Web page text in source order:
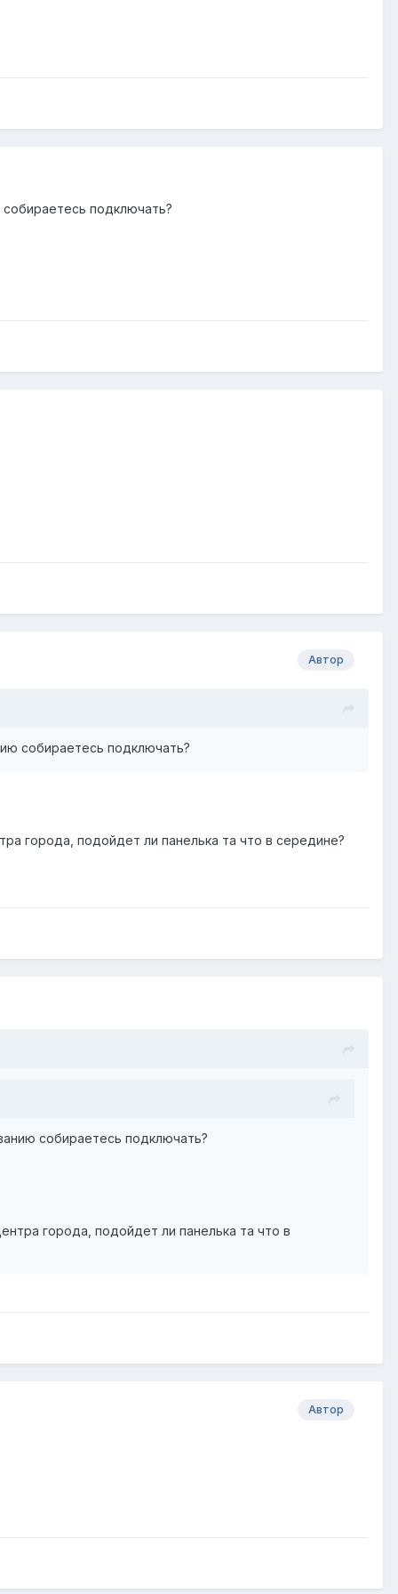
подключать?
Автор
собираетесь подключать?
города, подойдет ли панелька та что в середине?
собираетесь подключать?
города, подойдет ли панелька та что в
Автор